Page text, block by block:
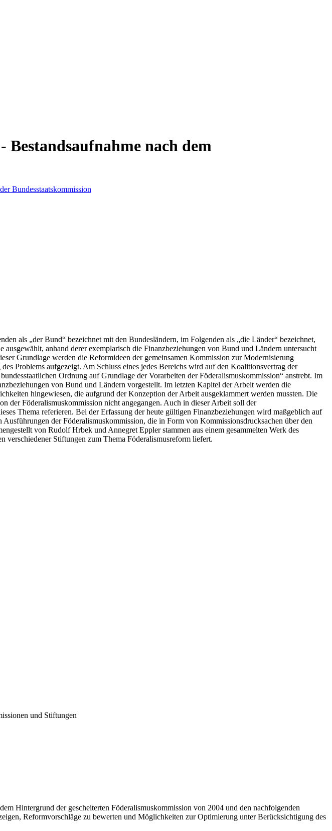
nach dem
als „der Bund“ bezeichnet mit den Bundesländern, im Folgenden als „die Länder“ bezeichnet,
anhand derer exemplarisch die Finanzbeziehungen von Bund und Ländern untersucht
Grundlage werden die Reformideen der gemeinsamen Kommission zur Modernisierung
Problems aufgezeigt. Am Schluss eines jedes Bereichs wird auf den Koalitionsvertrag der
Ordnung auf Grundlage der Vorarbeiten der Föderalismuskommission“ anstrebt. Im
von Bund und Ländern vorgestellt. Im letzten Kapitel der Arbeit werden die
hingewiesen, die aufgrund der Konzeption der Arbeit ausgeklammert werden mussten. Die
der Föderalismuskommission nicht angegangen. Auch in dieser Arbeit soll der
Thema referieren. Bei der Erfassung der heute gültigen Finanzbeziehungen wird maßgeblich auf
der Föderalismuskommission, die in Form von Kommissionsdrucksachen über den
von Rudolf Hrbek und Annegret Eppler stammen aus einem gesammelten Werk des
verschiedener Stiftungen zum Thema Föderalismusreform liefert.
und Stiftungen
Hintergrund der gescheiterten Föderalismuskommission von 2004 und den nachfolgenden
Reformvorschläge zu bewerten und Möglichkeiten zur Optimierung unter Berücksichtigung des